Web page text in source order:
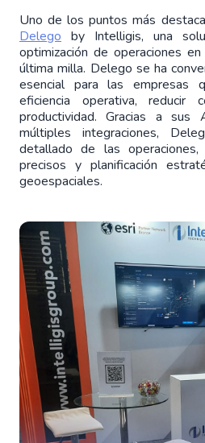
Uno de los puntos más
Delego by Intelligis, una
optimización de operaciones
última milla. Delego se ha
esencial para las empresas
eficiencia operativa, reducir
productividad. Gracias a
múltiples integraciones,
detallado de las operaciones,
precisos y planificación
geoespaciales.